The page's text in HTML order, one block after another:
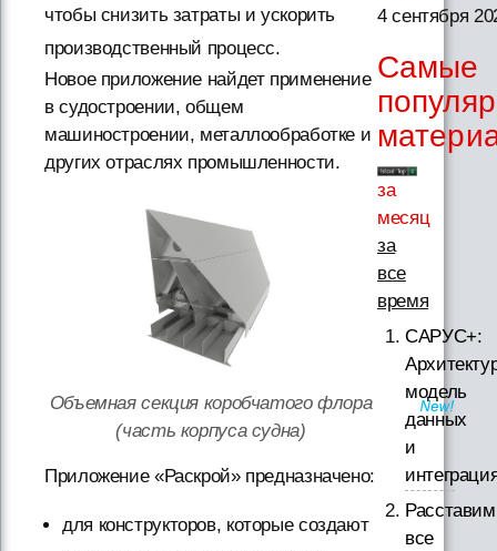
чтобы снизить затраты и ускорить
производственный процесс.
Новое приложение найдет применение
в судостроении, общем
машиностроении, металлообработке и
других отраслях промышленности.
Объемная секция коробчатого флора
(часть корпуса судна)
Приложение «Раскрой» предназначено:
для конструкторов, которые создают
4 сентября
Самые
за
месяц
за
все
время
САРУС+:
модель
данных
и
Расставим
все